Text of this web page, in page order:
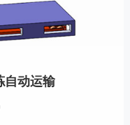
自动运输